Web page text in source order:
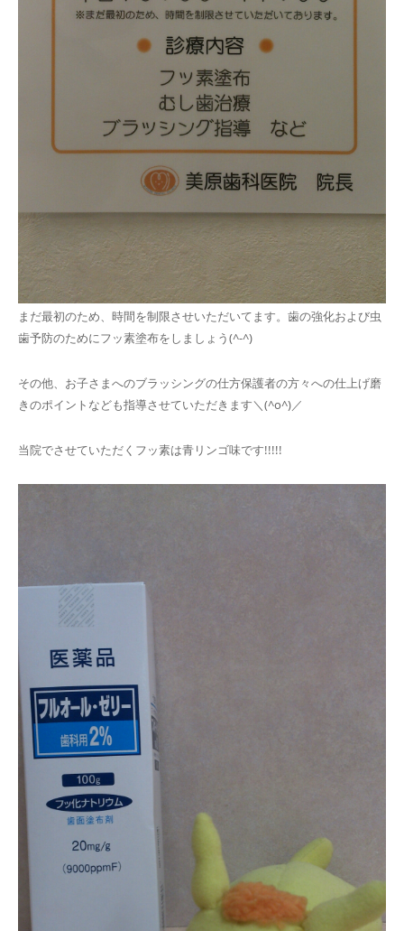
まだ最初のため、時間を制限させいただいてます。歯の強化および虫
歯予防のためにフッ素塗布をしましょう(^-^)
その他、お子さまへのブラッシングの仕方保護者の方々への仕上げ磨
きのポイントなども指導させていただきます＼(^o^)／
当院でさせていただくフッ素は青リンゴ味です!!!!!